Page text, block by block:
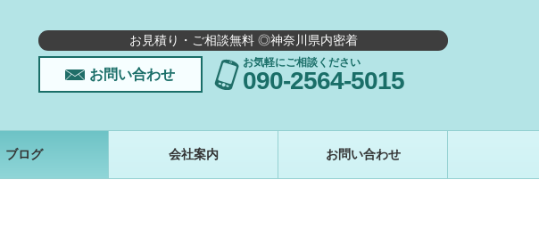
お見積り・ご相談無料 ◎神奈川県内密着
お問い合わせ
お気軽にご相談ください
090-2564-5015
ブログ 会社案内 お問い合わせ